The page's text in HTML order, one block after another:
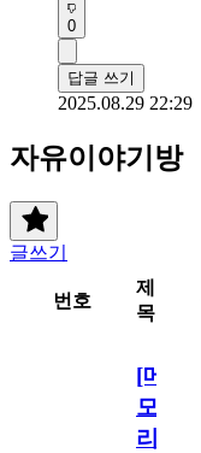
0
답글 쓰기
2025.08.29 22:29
자유이야기방
글쓰기
번호
제
목
[메
모
리